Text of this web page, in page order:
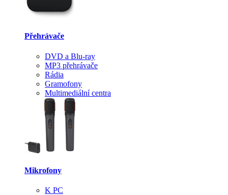
Přehrávače
DVD a Blu-ray
MP3 přehrávače
Rádia
Gramofony
Multimediální centra
Mikrofony
K PC